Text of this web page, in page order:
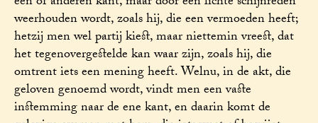
weerhouden wordt, zoals hij, die een vermoeden heeft;
hetzij men wel partij kiest, maar niettemin vreest, dat
het tegenovergestelde kan waar zijn, zoals hij, die
omtrent iets een mening heeft. Welnu, in de akt, die
geloven genoemd wordt, vindt men een vaste
instemming naar de ene kant, en daarin komt de